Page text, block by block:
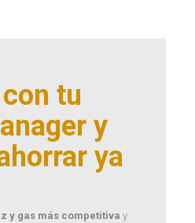
tu
y
ya
y gas más competitiva y